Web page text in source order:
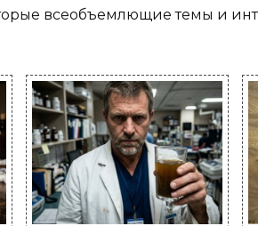
всеобъемлющие темы и